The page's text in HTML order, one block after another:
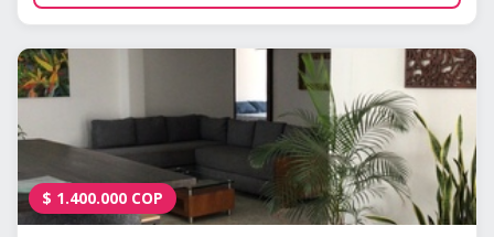
$ 1.400.000 COP